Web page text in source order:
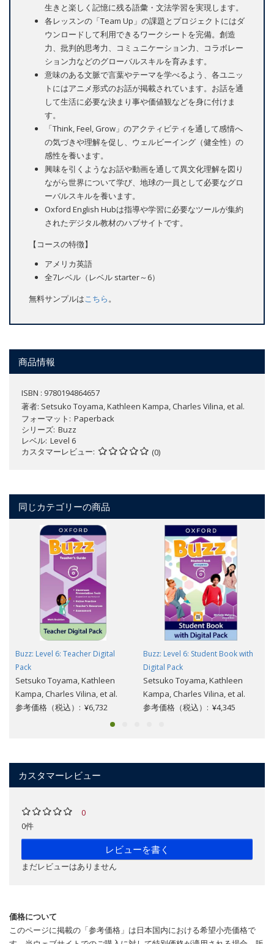
生きと楽しく記憶に残る語彙・文法学習を実現します。
各レッスンの「Team Up」の課題とプロジェクトにはダ
ウンロードして利用できるワークシートを完備。創造
力、批判的思考力、コミュニケーション力、コラボレー
ション力などのグローバルスキルを育みます。
意味のある文脈で言葉やテーマを学べるよう、各ユニッ
トにはアニメ形式のお話が掲載されています。お話を通
して生活に必要な決まり事や価値観などを身に付けま
す。
「Think, Feel, Grow」のアクティビティを通して感情へ
の気づきや理解を促し、ウェルビーイング（健全性）の
感性を養います。
興味を引くようなお話や動画を通して異文化理解を図り
ながら世界について学び、地球の一員として必要なグロ
ーバルスキルを養います。
Oxford English Hubは指導や学習に必要なツールが集約
されたデジタル教材のハブサイトです。
【コースの特徴】
アメリカ英語
全7レベル（レベル starter～6）
無料サンプルはこちら。
商品情報
ISBN : 9780194864657
著者: Setsuko Toyama, Kathleen Kampa, Charles Vilina, et al.
フォーマット
Paperback
シリーズ Buzz
レベル Level 6
カスタマーレビュー
(0)
同じカテゴリーの商品
Buzz: Level 6: Teacher Digital
Pack
Setsuko Toyama, Kathleen
Kampa, Charles Vilina, et al.
参考価格（税込）: ¥6,732
Buzz: Level 6: Student Book with
Digital Pack
Setsuko Toyama, Kathleen
Kampa, Charles Vilina, et al.
参考価格（税込）: ¥4,345
カスタマーレビュー
0
0件
レビューを書く
まだレビューはありません
価格について
このページに掲載の「参考価格」は日本国内における希望小売価格で